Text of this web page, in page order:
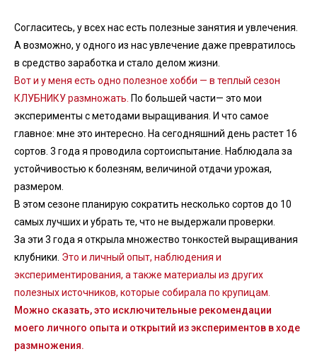
Согласитесь, у всех нас есть полезные занятия и увлечения.
А возможно, у одного из нас увлечение даже превратилось
в средство заработка и стало делом жизни.
Вот и у меня есть одно полезное хобби — в теплый сезон
КЛУБНИКУ размножать. По большей части— это мои
эксперименты с методами выращивания. И что самое
главное: мне это интересно. На сегодняшний день растет 16
сортов. 3 года я проводила сортоиспытание. Наблюдала за
устойчивостью к болезням, величиной отдачи урожая,
размером.
В этом сезоне планирую сократить несколько сортов до 10
самых лучших и убрать те, что не выдержали проверки.
За эти 3 года я открыла множество тонкостей выращивания
клубники. Это и личный опыт, наблюдения и
экспериментирования, а также материалы из других
полезных источников, которые собирала по крупицам.
Можно сказать, это исключительные рекомендации
моего личного опыта и открытий из экспериментов в ходе
размножения.